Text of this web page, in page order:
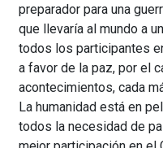
preparador para una
que llevaría al mundo a
todos los participantes
a favor de la paz, por el
acontecimientos, cada
La humanidad está en
todos la necesidad de